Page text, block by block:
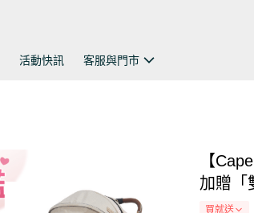
活動快訊 客服與門市
【
加贈「
買就送